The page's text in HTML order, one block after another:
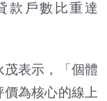
款戶數比重達
表示，「個體
為核心的線上